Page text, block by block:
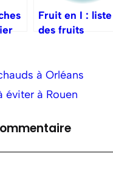
Fruit en I : liste
des fruits
à Orléans
éviter à Rouen